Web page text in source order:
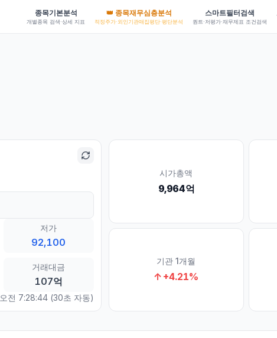
종목기본분석
개별종목 검색·상세 지표
👑 종목재무심층분석
적정주가·외인기관매집평단·평단분석
스마트필터검색
퀀트·저평가·재무제표 조건검색
저가
92,100
거래대금
107억
오전 7:28:44(30초 자동)
시가총액
9,964억
기관 1개월
↑ +4.21%